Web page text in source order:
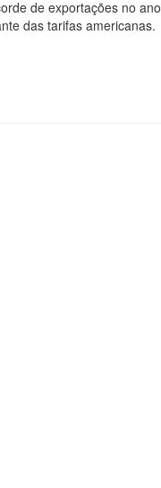
de exportações no ano
das tarifas americanas.